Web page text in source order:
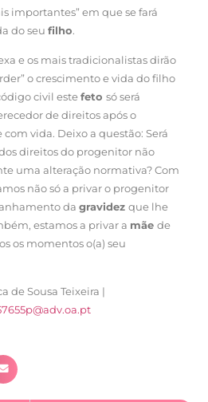
importantes” em que se fará
do seu filho.
e os mais tradicionalistas dirão
o crescimento e vida do filho
civil estefeto só será
de direitos após o
vida. Deixo a questão: Será
direitos do progenitor não
uma alteração normativa? Com
não só a privar o progenitor
da gravidez que lhe
estamos a privar a mãe de
os momentos o(a) seu
de Sousa Teixeira |